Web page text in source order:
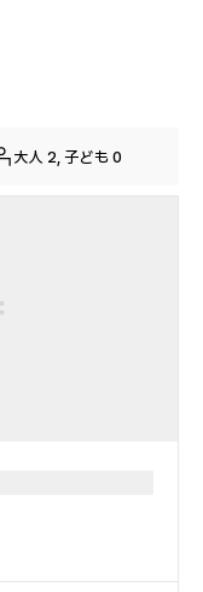
大人 2, 子ども 0